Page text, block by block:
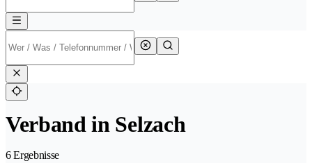
Verband in Selzach
6 Ergebnisse